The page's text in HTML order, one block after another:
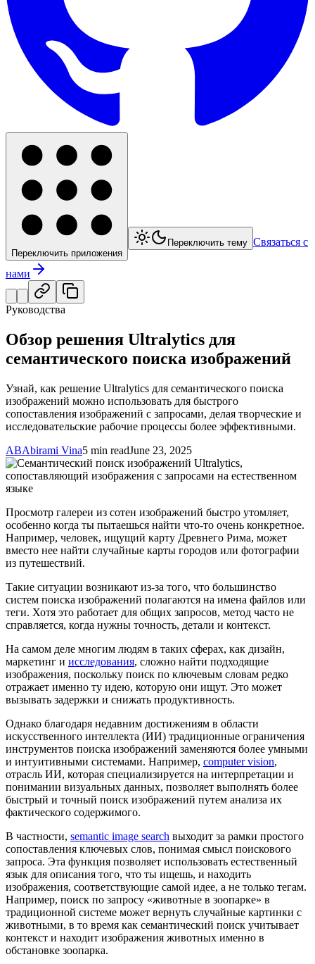
Переключить приложения
Переключить тему Связаться с
нами
Руководства
Обзор решения Ultralytics для
семантического поиска изображений
Узнай, как решение Ultralytics для семантического поиска
изображений можно использовать для быстрого
сопоставления изображений с запросами, делая творческие и
исследовательские рабочие процессы более эффективными.
ABAbirami Vina5 min readJune 23, 2025
Просмотр галереи из сотен изображений быстро утомляет,
особенно когда ты пытаешься найти что-то очень конкретное.
Например, человек, ищущий карту Древнего Рима, может
вместо нее найти случайные карты городов или фотографии
из путешествий.
Такие ситуации возникают из-за того, что большинство
систем поиска изображений полагаются на имена файлов или
теги. Хотя это работает для общих запросов, метод часто не
справляется, когда нужны точность, детали и контекст.
На самом деле многим людям в таких сферах, как дизайн,
маркетинг и исследования, сложно найти подходящие
изображения, поскольку поиск по ключевым словам редко
отражает именно ту идею, которую они ищут. Это может
вызывать задержки и снижать продуктивность.
Однако благодаря недавним достижениям в области
искусственного интеллекта (ИИ) традиционные ограничения
инструментов поиска изображений заменяются более умными
и интуитивными системами. Например, computer vision,
отрасль ИИ, которая специализируется на интерпретации и
понимании визуальных данных, позволяет выполнять более
быстрый и точный поиск изображений путем анализа их
фактического содержимого.
В частности, semantic image search выходит за рамки простого
сопоставления ключевых слов, понимая смысл поискового
запроса. Эта функция позволяет использовать естественный
язык для описания того, что ты ищешь, и находить
изображения, соответствующие самой идее, а не только тегам.
Например, поиск по запросу «животные в зоопарке» в
традиционной системе может вернуть случайные картинки с
животными, в то время как семантический поиск учитывает
контекст и находит изображения животных именно в
обстановке зоопарка.